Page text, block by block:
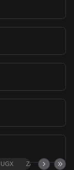
UGX ZAR TND